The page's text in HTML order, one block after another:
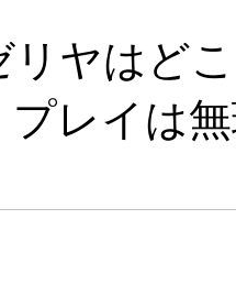
リヤはど
プレイは